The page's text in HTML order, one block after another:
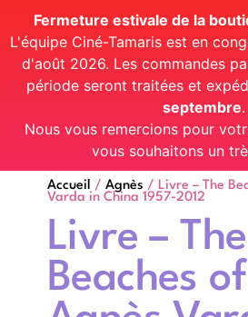
Fermeture estivale de la
L'équipe Ciné-Tamaris est en
d'août 2026. Les commandes
période seront traitées et
septembre.
Nous vous remercions pour
vous souhaitons un
Accueil / Agnès / Livre – The
Varda in China 1957-2012
Livre – The
Beaches of